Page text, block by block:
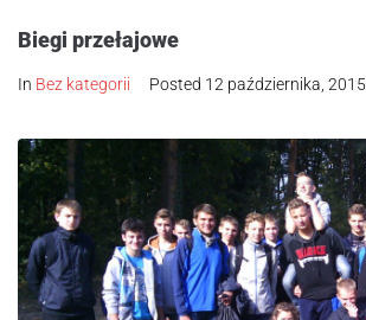
Biegi przełajowe
In Bez kategorii Posted 12 października, 2015